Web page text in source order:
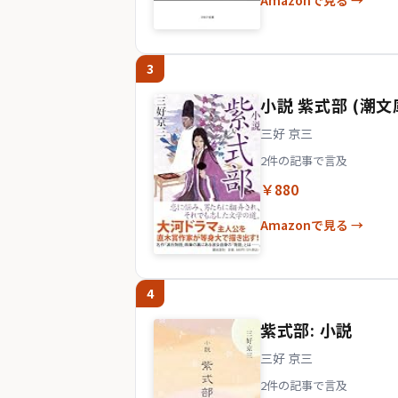
3
小説 紫式部 (潮
三好 京三
2件の記事で言及
￥880
Amazonで見る →
4
紫式部: 小説
三好 京三
2件の記事で言及